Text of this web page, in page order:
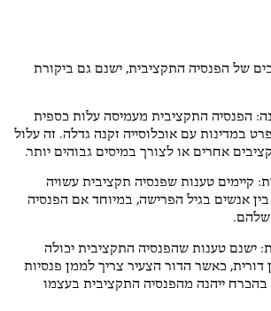
של הפנסיה התקציבית, ישנם גם ביקורת
הפנסיה התקציבית מעמיסה עלות כספית
במדינות עם אוכלוסייה זקנה גדלה. זה עלול
אחרים או לצורך במיסים גבוהים יותר.
קיימים טענות שפנסיה תקציבית עשויה
אנשים בגיל הפרישה, במיוחד אם הפנסיה
שלהם.
ישנם טענות שהפנסיה התקציבית יכולה
דורית, כאשר הדור הצעיר צריך לממן פנסיות
בהכרח ייהנה מהפנסיה התקציבית בעצמו